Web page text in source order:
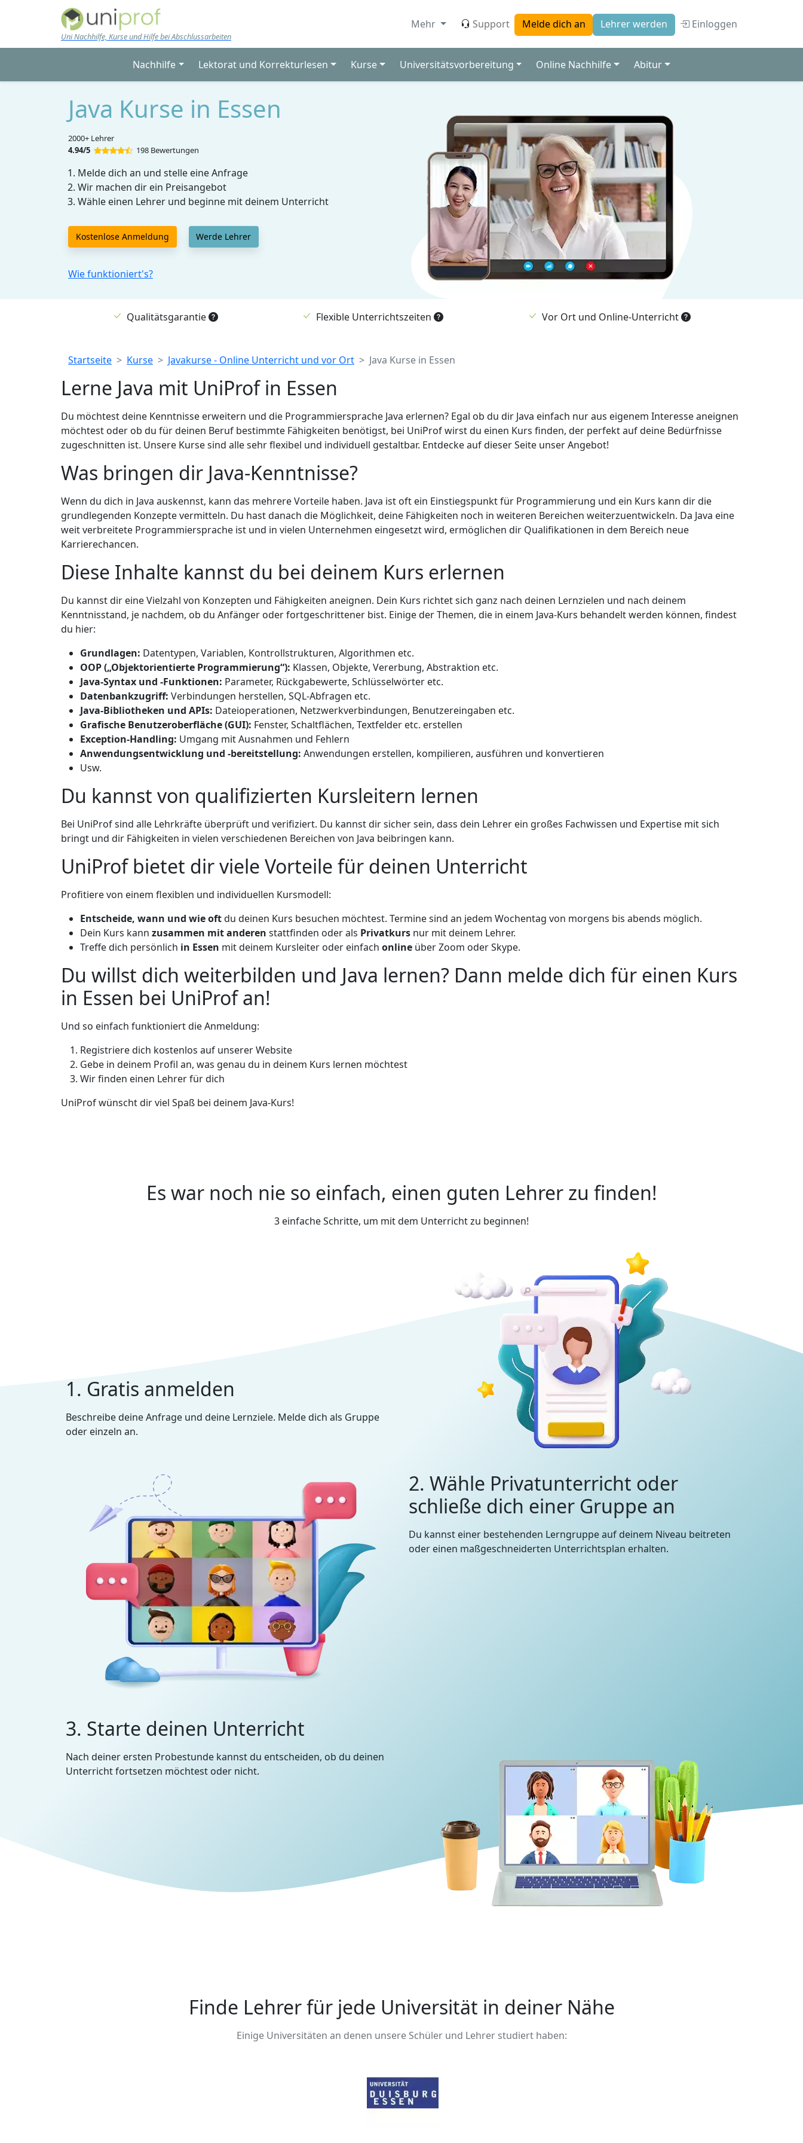
Skip to main content
Uni Nachhilfe, Kurse und Hilfe bei Abschlussarbeiten
Mehr Support Melde dich an Lehrer werden Einloggen
Nachhilfe Lektorat und Korrekturlesen Kurse Universitätsvorbereitung Online Nachhilfe Abitur
Java Kurse in Essen
2000+ Lehrer
4.94/5
198 Bewertungen
Melde dich an und stelle eine Anfrage
Wir machen dir ein Preisangebot
Wähle einen Lehrer und beginne mit deinem Unterricht
Kostenlose Anmeldung Werde Lehrer
Wie funktioniert's?
Qualitätsgarantie Flexible Unterrichtszeiten Vor Ort und Online-Unterricht
Breadcrumb
Startseite Kurse Javakurse - Online Unterricht und vor Ort Java Kurse in Essen
Lerne Java mit UniProf in Essen
Du möchtest deine Kenntnisse erweitern und die Programmiersprache Java erlernen? Egal ob du dir Java einfach nur aus eigenem Interesse aneignen
möchtest oder ob du für deinen Beruf bestimmte Fähigkeiten benötigst, bei UniProf wirst du einen Kurs finden, der perfekt auf deine Bedürfnisse
zugeschnitten ist. Unsere Kurse sind alle sehr flexibel und individuell gestaltbar. Entdecke auf dieser Seite unser Angebot!
Was bringen dir Java-Kenntnisse?
Wenn du dich in Java auskennst, kann das mehrere Vorteile haben. Java ist oft ein Einstiegspunkt für Programmierung und ein Kurs kann dir die
grundlegenden Konzepte vermitteln. Du hast danach die Möglichkeit, deine Fähigkeiten noch in weiteren Bereichen weiterzuentwickeln. Da Java eine
weit verbreitete Programmiersprache ist und in vielen Unternehmen eingesetzt wird, ermöglichen dir Qualifikationen in dem Bereich neue
Karrierechancen.
Diese Inhalte kannst du bei deinem Kurs erlernen
Du kannst dir eine Vielzahl von Konzepten und Fähigkeiten aneignen. Dein Kurs richtet sich ganz nach deinen Lernzielen und nach deinem
Kenntnisstand, je nachdem, ob du Anfänger oder fortgeschrittener bist. Einige der Themen, die in einem Java-Kurs behandelt werden können, findest
du hier:
Grundlagen: Datentypen, Variablen, Kontrollstrukturen, Algorithmen etc.
OOP („Objektorientierte Programmierung“): Klassen, Objekte, Vererbung, Abstraktion etc.
Java-Syntax und -Funktionen: Parameter, Rückgabewerte, Schlüsselwörter etc.
Datenbankzugriff: Verbindungen herstellen, SQL-Abfragen etc.
Java-Bibliotheken und APIs: Dateioperationen, Netzwerkverbindungen, Benutzereingaben etc.
Grafische Benutzeroberfläche (GUI): Fenster, Schaltflächen, Textfelder etc. erstellen
Exception-Handling: Umgang mit Ausnahmen und Fehlern
Anwendungsentwicklung und -bereitstellung: Anwendungen erstellen, kompilieren, ausführen und konvertieren
Usw.
Du kannst von qualifizierten Kursleitern lernen
Bei UniProf sind alle Lehrkräfte überprüft und verifiziert. Du kannst dir sicher sein, dass dein Lehrer ein großes Fachwissen und Expertise mit sich
bringt und dir Fähigkeiten in vielen verschiedenen Bereichen von Java beibringen kann.
UniProf bietet dir viele Vorteile für deinen Unterricht
Profitiere von einem flexiblen und individuellen Kursmodell:
Entscheide, wann und wie oftdu deinen Kurs besuchen möchtest. Termine sind an jedem Wochentag von morgens bis abends möglich.
Dein Kurs kann zusammen mit anderen stattfinden oder als Privatkurs nur mit deinem Lehrer.
Treffe dich persönlich in Essen mit deinem Kursleiter oder einfach online über Zoom oder Skype.
Du willst dich weiterbilden und Java lernen? Dann melde dich für einen Kurs
in Essen bei UniProf an!
Und so einfach funktioniert die Anmeldung:
Registriere dich kostenlos auf unserer Website
Gebe in deinem Profil an, was genau du in deinem Kurs lernen möchtest
Wir finden einen Lehrer für dich
UniProf wünscht dir viel Spaß bei deinem Java-Kurs!
Es war noch nie so einfach, einen guten Lehrer zu finden!
3 einfache Schritte, um mit dem Unterricht zu beginnen!
1. Gratis anmelden
Beschreibe deine Anfrage und deine Lernziele. Melde dich als Gruppe
oder einzeln an.
2. Wähle Privatunterricht oder
schließe dich einer Gruppe an
Du kannst einer bestehenden Lerngruppe auf deinem Niveau beitreten
oder einen maßgeschneiderten Unterrichtsplan erhalten.
3. Starte deinen Unterricht
Nach deiner ersten Probestunde kannst du entscheiden, ob du deinen
Unterricht fortsetzen möchtest oder nicht.
Finde Lehrer für jede Universität in deiner Nähe
Einige Universitäten an denen unsere Schüler und Lehrer studiert haben: